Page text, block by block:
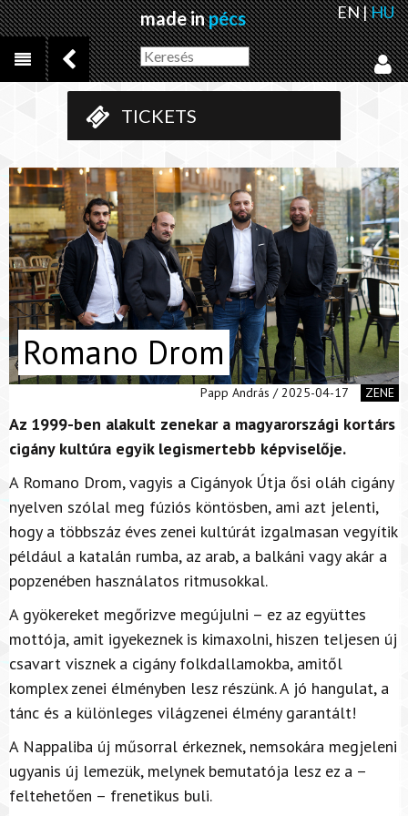
made inpécs EN|HU
TICKETS
Romano Drom
Papp András / 2025-04-17 ZENE
Az 1999-ben alakult zenekar a magyarországi kortárs
cigány kultúra egyik legismertebb képviselője.
A Romano Drom, vagyis a Cigányok Útja ősi oláh cigány
nyelven szólal meg fúziós köntösben, ami azt jelenti,
hogy a többszáz éves zenei kultúrát izgalmasan vegyítik
például a katalán rumba, az arab, a balkáni vagy akár a
popzenében használatos ritmusokkal.
A gyökereket megőrizve megújulni – ez az együttes
mottója, amit igyekeznek is kimaxolni, hiszen teljesen új
csavart visznek a cigány folkdallamokba, amitől
komplex zenei élményben lesz részünk. A jó hangulat, a
tánc és a különleges világzenei élmény garantált!
A Nappaliba új műsorral érkeznek, nemsokára megjeleni
ugyanis új lemezük, melynek bemutatója lesz ez a –
feltehetően – frenetikus buli.